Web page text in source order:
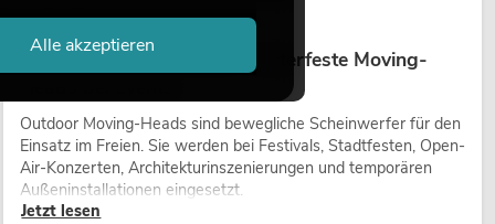
Outdoor Moving-Heads: Wetterfeste Moving-
Outdoor Moving-Heads sind bewegliche Scheinwerfer für den
Einsatz im Freien. Sie werden bei Festivals, Stadtfesten, Open-
Air-Konzerten, Architekturinszenierungen und temporären
Außeninstallationen eingesetzt.
Jetzt lesen
Alle akzeptieren